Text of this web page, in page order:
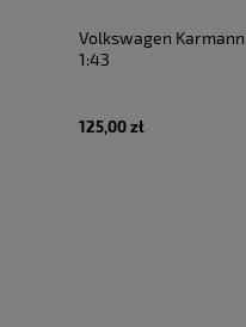
Volkswagen Karmann
1:43
125,00 zł